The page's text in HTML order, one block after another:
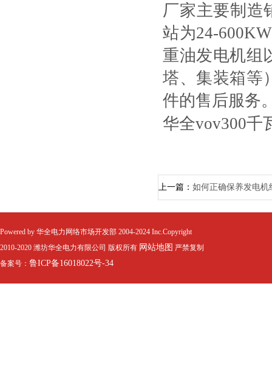
厂家主要制造
站为24-
重油发电机组
塔、集装箱等
件的售后服务
华全vov300千
上一篇： 如何正确保养发电机
Powered by 华全电力网络市场开发部 2004-2024 Inc.Copyright
2010-2020 潍坊华全电力有限公司 版权所有 网站地图 严禁复制
备案号： 鲁ICP备16018022号-34